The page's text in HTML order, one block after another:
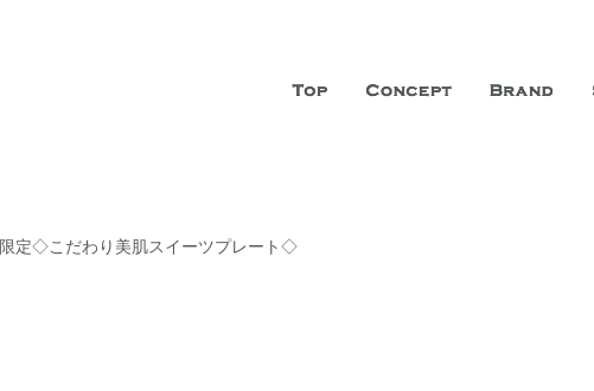
Paris】オーガニックエステサロン
ロン「ファシオール」。福山市に3店舗、神戸三宮に「神戸店」 パリサンジェル
ーガニックコスメ・商品にこだわり、内面から美しくなることを追求する「本物
限定◇こだわり美肌スイーツプレート◇